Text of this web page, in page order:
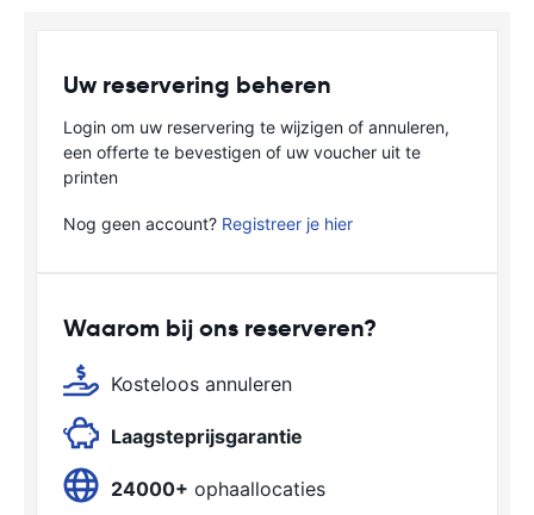
Uw reservering beheren
Login om uw reservering te wijzigen of annuleren,
een offerte te bevestigen of uw voucher uit te
printen
Nog geen account? Registreer je hier
Waarom bij ons reserveren?
Kosteloos annuleren
Laagsteprijsgarantie
24000+ ophaallocaties